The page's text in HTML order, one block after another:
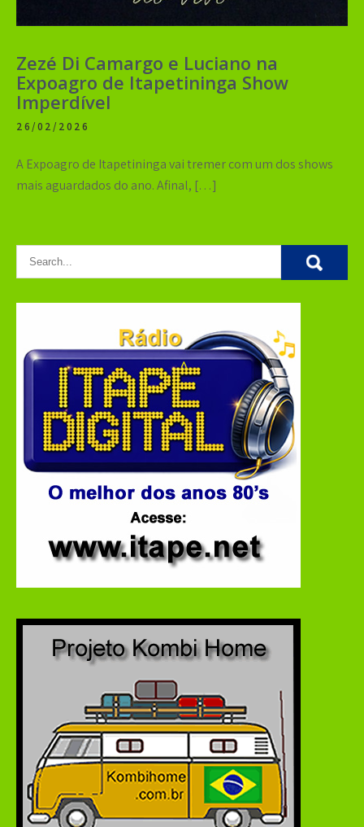
Zezé Di Camargo e Luciano na
Expoagro de Itapetininga Show
Imperdível
26/02/2026
A Expoagro de Itapetininga vai tremer com um dos shows
mais aguardados do ano. Afinal, […]